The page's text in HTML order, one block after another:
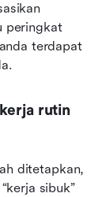
peringkat
terdapat
rutin
ditetapkan,
sibuk”